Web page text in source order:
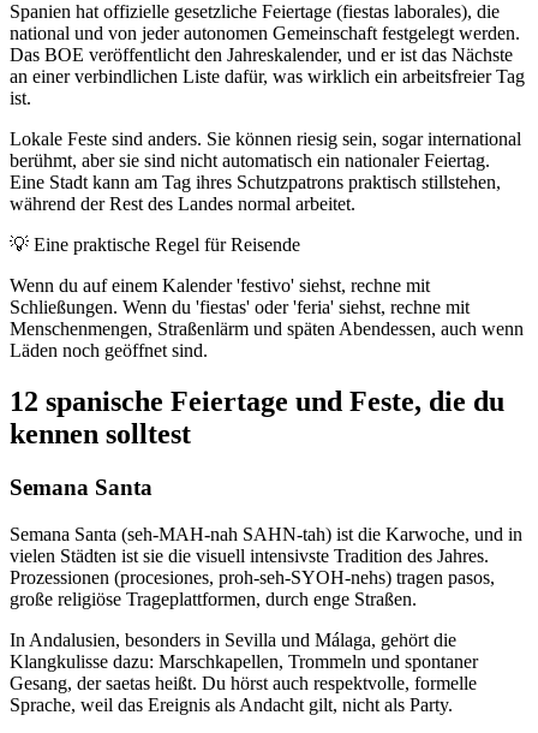
Spanien hat offizielle gesetzliche Feiertage (fiestas laborales), die
national und von jeder autonomen Gemeinschaft festgelegt werden.
Das BOE veröffentlicht den Jahreskalender, und er ist das Nächste
an einer verbindlichen Liste dafür, was wirklich ein arbeitsfreier Tag
ist.
Lokale Feste sind anders. Sie können riesig sein, sogar international
berühmt, aber sie sind nicht automatisch ein nationaler Feiertag.
Eine Stadt kann am Tag ihres Schutzpatrons praktisch stillstehen,
während der Rest des Landes normal arbeitet.
💡 Eine praktische Regel für Reisende
Wenn du auf einem Kalender 'festivo' siehst, rechne mit
Schließungen. Wenn du 'fiestas' oder 'feria' siehst, rechne mit
Menschenmengen, Straßenlärm und späten Abendessen, auch wenn
Läden noch geöffnet sind.
12 spanische Feiertage und Feste, die du
kennen solltest
Semana Santa
Semana Santa (seh-MAH-nah SAHN-tah) ist die Karwoche, und in
vielen Städten ist sie die visuell intensivste Tradition des Jahres.
Prozessionen (procesiones, proh-seh-SYOH-nehs) tragen pasos,
große religiöse Trageplattformen, durch enge Straßen.
In Andalusien, besonders in Sevilla und Málaga, gehört die
Klangkulisse dazu: Marschkapellen, Trommeln und spontaner
Gesang, der saetas heißt. Du hörst auch respektvolle, formelle
Sprache, weil das Ereignis als Andacht gilt, nicht als Party.